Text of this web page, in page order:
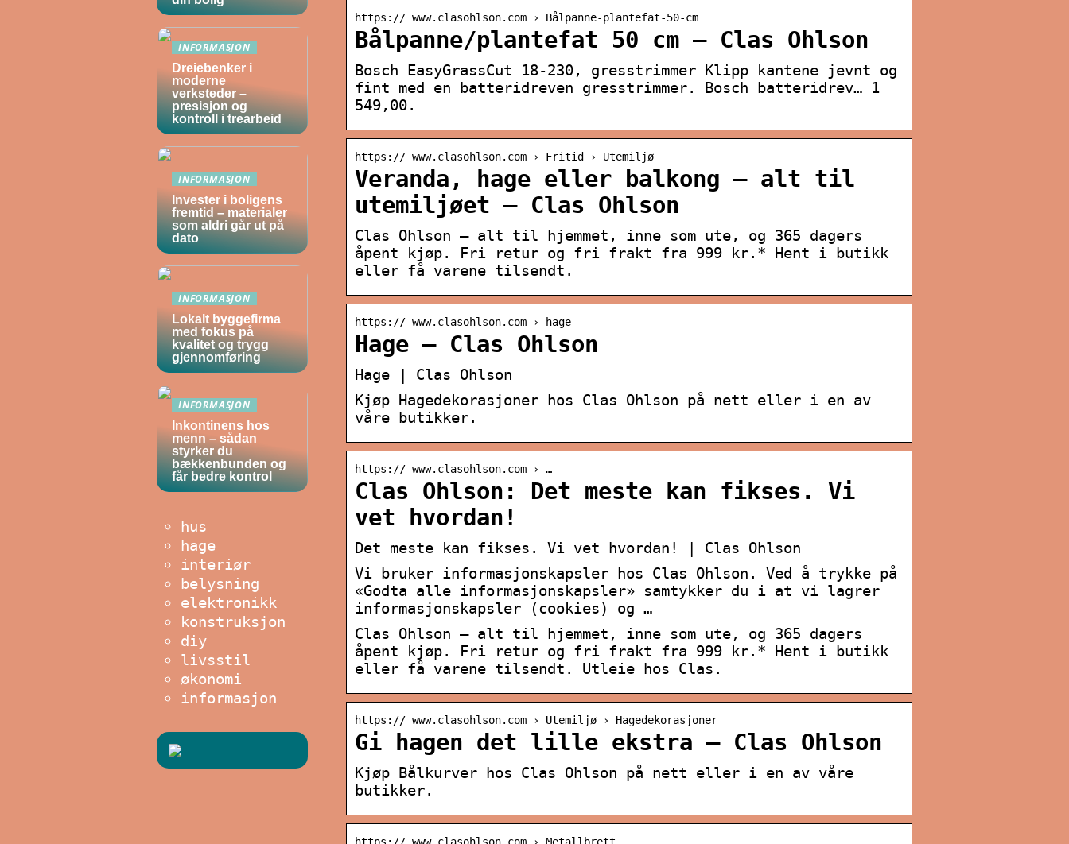
https:// www.clasohlson.com › Bålpanne-plantefat-50-cm
Bålpanne/plantefat 50 cm – Clas Ohlson
Bosch EasyGrassCut 18-230, gresstrimmer Klipp kantene jevnt og
fint med en batteridreven gresstrimmer. Bosch batteridrev… 1
549,00.
https:// www.clasohlson.com › Fritid › Utemiljø
Veranda, hage eller balkong – alt til
utemiljøet – Clas Ohlson
Clas Ohlson – alt til hjemmet, inne som ute, og 365 dagers
åpent kjøp. Fri retur og fri frakt fra 999 kr.* Hent i butikk
eller få varene tilsendt.
https:// www.clasohlson.com › hage
Hage – Clas Ohlson
Hage | Clas Ohlson
Kjøp Hagedekorasjoner hos Clas Ohlson på nett eller i en av
våre butikker.
https:// www.clasohlson.com › …
Clas Ohlson: Det meste kan fikses. Vi
vet hvordan!
Det meste kan fikses. Vi vet hvordan! | Clas Ohlson
Vi bruker informasjonskapsler hos Clas Ohlson. Ved å trykke på
«Godta alle informasjonskapsler» samtykker du i at vi lagrer
informasjonskapsler (cookies) og …
Clas Ohlson – alt til hjemmet, inne som ute, og 365 dagers
åpent kjøp. Fri retur og fri frakt fra 999 kr.* Hent i butikk
eller få varene tilsendt. Utleie hos Clas.
https:// www.clasohlson.com › Utemiljø › Hagedekorasjoner
Gi hagen det lille ekstra – Clas Ohlson
Kjøp Bålkurver hos Clas Ohlson på nett eller i en av våre
butikker.
INFORMASJON
Dreiebenker i
moderne
verksteder –
presisjon og
kontroll i trearbeid
INFORMASJON
Invester i boligens
fremtid – materialer
som aldri går ut på
dato
INFORMASJON
Lokalt byggefirma
med fokus på
kvalitet og trygg
gjennomføring
INFORMASJON
Inkontinens hos
menn – sådan
styrker du
bækkenbunden og
får bedre kontrol
hus
hage
interiør
belysning
elektronikk
konstruksjon
diy
livsstil
økonomi
informasjon